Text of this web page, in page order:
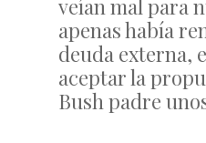
veían mal para
apenas había
deuda externa,
aceptar la
Bush padre